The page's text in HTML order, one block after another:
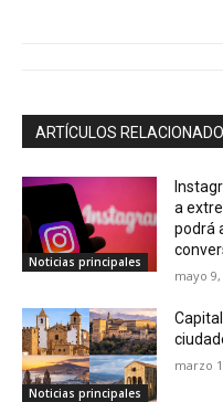
ARTÍCULOS
Noticias principales
a
podrá
mayo 9,
Noticias principales
marzo